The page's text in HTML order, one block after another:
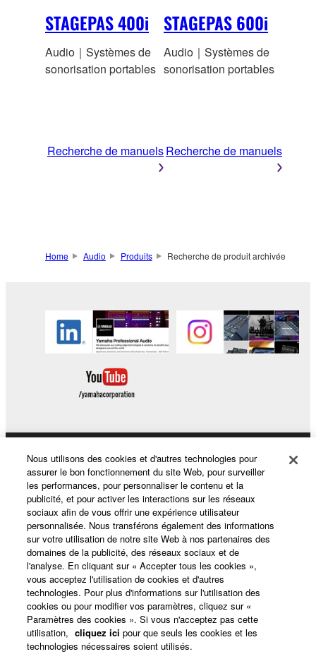
STAGEPAS 400i
Audio｜Systèmes de
sonorisation portables
Recherche de manuels
STAGEPAS 600i
Audio｜Systèmes de
sonorisation portables
Recherche de manuels
Home Audio Produits Recherche de produit archivée
Produits et solutions
Actualités
A propos de Yamaha
France - French
Nous utilisons des cookies et d'autres technologies pour
assurer le bon fonctionnement du site Web, pour surveiller
les performances, pour personnaliser le contenu et la
publicité, et pour activer les interactions sur les réseaux
sociaux afin de vous offrir une expérience utilisateur
personnalisée. Nous transférons également des informations
sur votre utilisation de notre site Web à nos partenaires des
domaines de la publicité, des réseaux sociaux et de
l'analyse. En cliquant sur « Accepter tous les cookies »,
vous acceptez l'utilisation de cookies et d'autres
technologies. Pour plus d'informations sur l'utilisation des
cookies ou pour modifier vos paramètres, cliquez sur «
Paramètres des cookies ». Si vous n'acceptez pas cette
utilisation, cliquez ici pour que seuls les cookies et les
technologies nécessaires soient utilisés.